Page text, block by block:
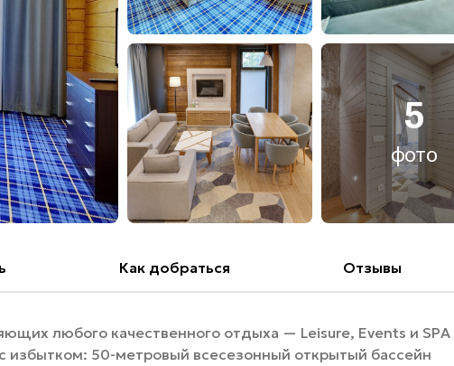
5
фото
Как добраться Отзывы
любого качественного отдыха — Leisure, Events и SPA
избытком: 50-метровый всесезонный открытый бассейн